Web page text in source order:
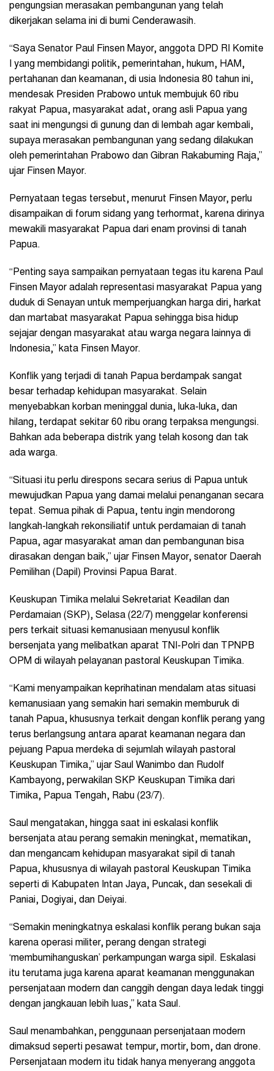
pengungsian merasakan pembangunan yang telah
dikerjakan selama ini di bumi Cenderawasih.
“Saya Senator Paul Finsen Mayor, anggota DPD RI Komite
I yang membidangi politik, pemerintahan, hukum, HAM,
pertahanan dan keamanan, di usia Indonesia 80 tahun ini,
mendesak Presiden Prabowo untuk membujuk 60 ribu
rakyat Papua, masyarakat adat, orang asli Papua yang
saat ini mengungsi di gunung dan di lembah agar kembali,
supaya merasakan pembangunan yang sedang dilakukan
oleh pemerintahan Prabowo dan Gibran Rakabuming Raja,”
ujar Finsen Mayor.
Pernyataan tegas tersebut, menurut Finsen Mayor, perlu
disampaikan di forum sidang yang terhormat, karena dirinya
mewakili masyarakat Papua dari enam provinsi di tanah
Papua.
“Penting saya sampaikan pernyataan tegas itu karena Paul
Finsen Mayor adalah representasi masyarakat Papua yang
duduk di Senayan untuk memperjuangkan harga diri, harkat
dan martabat masyarakat Papua sehingga bisa hidup
sejajar dengan masyarakat atau warga negara lainnya di
Indonesia,” kata Finsen Mayor.
Konflik yang terjadi di tanah Papua berdampak sangat
besar terhadap kehidupan masyarakat. Selain
menyebabkan korban meninggal dunia, luka-luka, dan
hilang, terdapat sekitar 60 ribu orang terpaksa mengungsi.
Bahkan ada beberapa distrik yang telah kosong dan tak
ada warga.
“Situasi itu perlu direspons secara serius di Papua untuk
mewujudkan Papua yang damai melalui penanganan secara
tepat. Semua pihak di Papua, tentu ingin mendorong
langkah-langkah rekonsiliatif untuk perdamaian di tanah
Papua, agar masyarakat aman dan pembangunan bisa
dirasakan dengan baik,” ujar Finsen Mayor, senator Daerah
Pemilihan (Dapil) Provinsi Papua Barat.
Keuskupan Timika melalui Sekretariat Keadilan dan
Perdamaian (SKP), Selasa (22/7) menggelar konferensi
pers terkait situasi kemanusiaan menyusul konflik
bersenjata yang melibatkan aparat TNI-Polri dan TPNPB
OPM di wilayah pelayanan pastoral Keuskupan Timika.
“Kami menyampaikan keprihatinan mendalam atas situasi
kemanusiaan yang semakin hari semakin memburuk di
tanah Papua, khususnya terkait dengan konflik perang yang
terus berlangsung antara aparat keamanan negara dan
pejuang Papua merdeka di sejumlah wilayah pastoral
Keuskupan Timika,” ujar Saul Wanimbo dan Rudolf
Kambayong, perwakilan SKP Keuskupan Timika dari
Timika, Papua Tengah, Rabu (23/7).
Saul mengatakan, hingga saat ini eskalasi konflik
bersenjata atau perang semakin meningkat, mematikan,
dan mengancam kehidupan masyarakat sipil di tanah
Papua, khususnya di wilayah pastoral Keuskupan Timika
seperti di Kabupaten Intan Jaya, Puncak, dan sesekali di
Paniai, Dogiyai, dan Deiyai.
“Semakin meningkatnya eskalasi konflik perang bukan saja
karena operasi militer, perang dengan strategi
‘membumihanguskan’ perkampungan warga sipil. Eskalasi
itu terutama juga karena aparat keamanan menggunakan
persenjataan modern dan canggih dengan daya ledak tinggi
dengan jangkauan lebih luas,” kata Saul.
Saul menambahkan, penggunaan persenjataan modern
dimaksud seperti pesawat tempur, mortir, bom, dan drone.
Persenjataan modern itu tidak hanya menyerang anggota